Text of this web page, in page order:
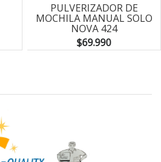
PULVERIZADOR DE
MOCHILA MANUAL SOLO
NOVA 424
$69.990